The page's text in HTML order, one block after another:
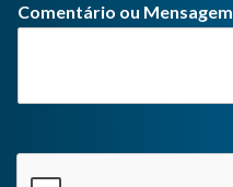
Comentário ou Mensagem